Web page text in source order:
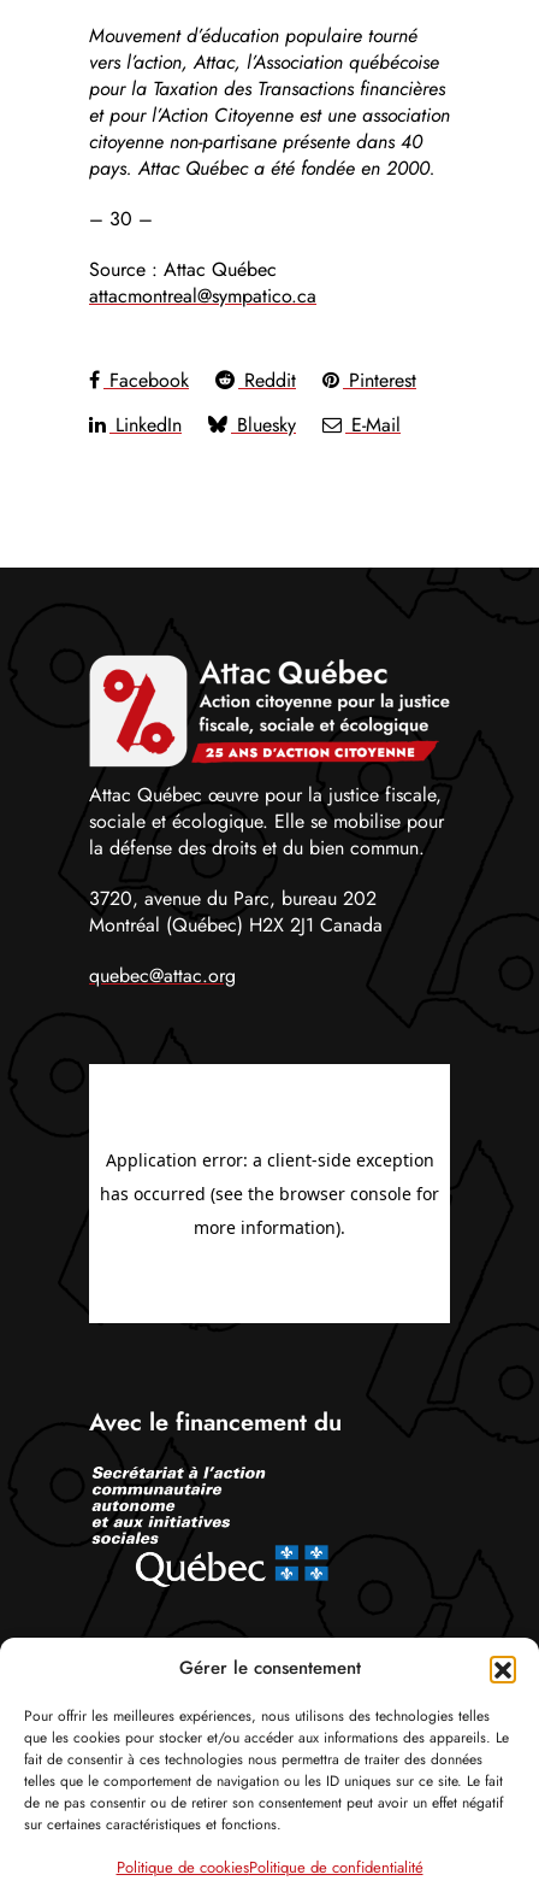
Gérer le consentement
Pour offrir les meilleures expériences, nous utilisons des technologies telles
que les cookies pour stocker et/ou accéder aux informations des appareils. Le
fait de consentir à ces technologies nous permettra de traiter des données
telles que le comportement de navigation ou les ID uniques sur ce site. Le fait
de ne pas consentir ou de retirer son consentement peut avoir un effet négatif
sur certaines caractéristiques et fonctions.
Politique de cookiesPolitique de confidentialité
Mouvement d’éducation populaire tourné
vers l’action, Attac, l’Association québécoise
pour la Taxation des Transactions financières
et pour l’Action Citoyenne est une association
citoyenne non-partisane présente dans 40
pays. Attac Québec a été fondée en 2000.
– 30 –
Source : Attac Québec
attacmontreal@sympatico.ca
Facebook Reddit
Pinterest
LinkedIn
Bluesky E-Mail
Attac Québec œuvre pour la justice fiscale,
sociale et écologique. Elle se mobilise pour
la défense des droits et du bien commun.
3720, avenue du Parc, bureau 202
Montréal (Québec) H2X 2J1 Canada
quebec@attac.org
Avec le financement du
Suivez-nous